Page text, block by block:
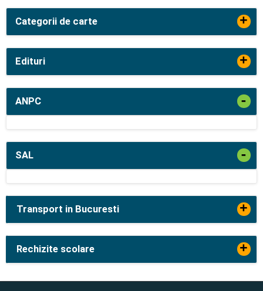
Categorii de carte +
Edituri +
ANPC -
SAL -
Transport in Bucuresti +
Rechizite scolare +